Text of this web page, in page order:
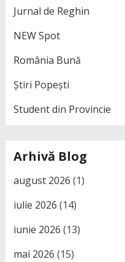
Jurnal de Reghin
NEW Spot
România Bună
Știri Popești
Student din Provincie
Arhivă Blog
august 2026 (1)
iulie 2026 (14)
iunie 2026 (13)
mai 2026 (15)